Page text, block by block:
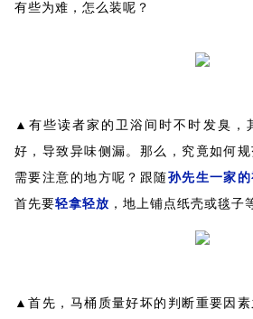
有些为难，怎么装呢？
▲有些读者家的卫浴间时不时发臭，
好，导致异味侧漏。那么，究竟如何
需要注意的地方呢？跟随孙先生一家的
首先要轻拿轻放 ，地上铺点纸壳或毯子
▲首先，马桶质量好坏的判断重要因